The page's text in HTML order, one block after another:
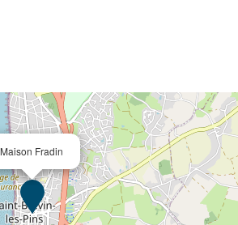
Maison Fradin